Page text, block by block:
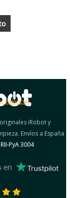
Valencia)
iRobot y
Envíos a España
RII-PyA 3004